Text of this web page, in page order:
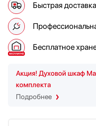
Мясорубки
Наушники
Очистители воздуха
Паровые шкафы для
Парогенераторы
Подогреватели
Быстрая доставка
Бесплатное
Акция! Духовой шкаф
комплекта
Подробнее